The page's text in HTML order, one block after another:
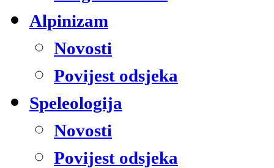
Alpinizam
Novosti
Povijest odsjeka
Speleologija
Novosti
Povijest odsjeka